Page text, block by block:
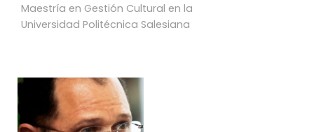
Maestría en Gestión Cultural en la
Universidad Politécnica Salesiana